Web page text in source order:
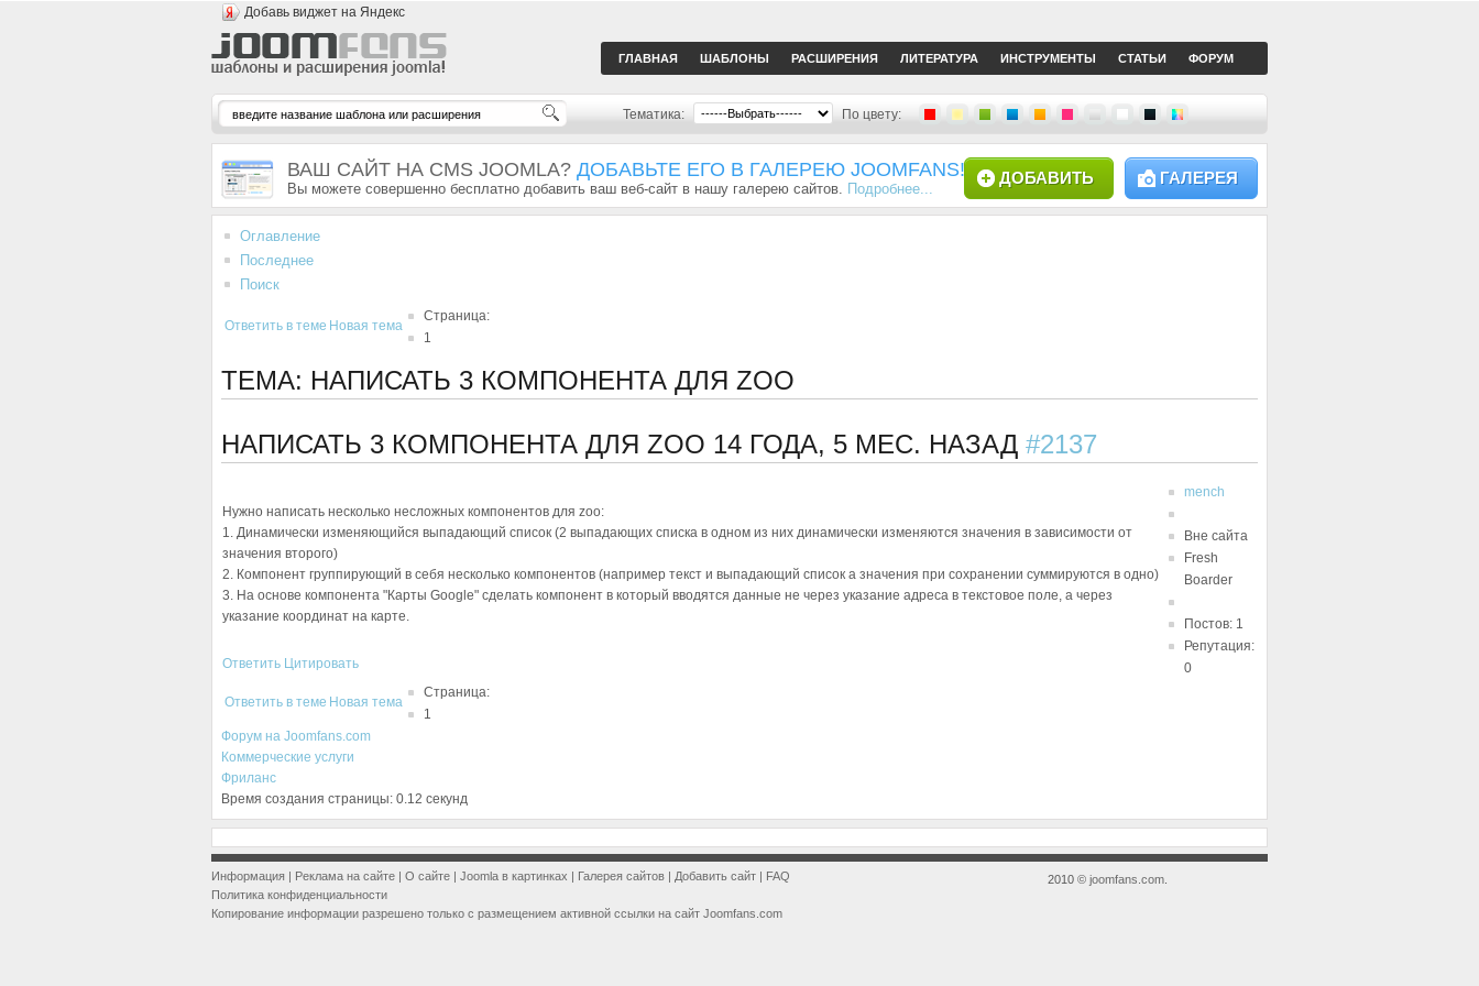
Добавь виджет на Яндекс
ГЛАВНАЯ ШАБЛОНЫ РАСШИРЕНИЯ ЛИТЕРАТУРА ИНСТРУМЕНТЫ СТАТЬИ ФОРУМ
Тематика: По цвету:
ВАШ САЙТ НА CMS JOOMLA? ДОБАВЬТЕ ЕГО В ГАЛЕРЕЮ JOOMFANS!
Вы можете совершенно бесплатно добавить ваш веб-сайт в нашу галерею сайтов. Подробнее...
ГАЛЕРЕЯ
ДОБАВИТЬ
Оглавление
Последнее
Поиск
Ответить в теме Новая тема
Страница:
1
ТЕМА: НАПИСАТЬ 3 КОМПОНЕНТА ДЛЯ ZOO
НАПИСАТЬ 3 КОМПОНЕНТА ДЛЯ ZOO 14 ГОДА, 5 МЕС. НАЗАД #2137
Нужно написать несколько несложных компонентов для zoo:
1. Динамически изменяющийся выпадающий список (2 выпадающих списка в одном из них динамически изменяются значения в зависимости от
значения второго)
2. Компонент группирующий в себя несколько компонентов (например текст и выпадающий список а значения при сохранении суммируются в одно)
3. На основе компонента "Карты Google" сделать компонент в который вводятся данные не через указание адреса в текстовое поле, а через
указание координат на карте.
mench
Вне сайта
Fresh
Boarder
Постов: 1
Репутация:
0
Ответить Цитировать
Ответить в теме Новая тема
Страница:
1
Форум на Joomfans.com
Коммерческие услуги
Фриланс
Время создания страницы: 0.12 секунд
Информация | Реклама на сайте | О сайте | Joomla в картинках | Галерея сайтов | Добавить сайт | FAQ
Политика конфиденциальности
Копирование информации разрешено только с размещением активной ссылки на сайт Joomfans.com
2010 © joomfans.com